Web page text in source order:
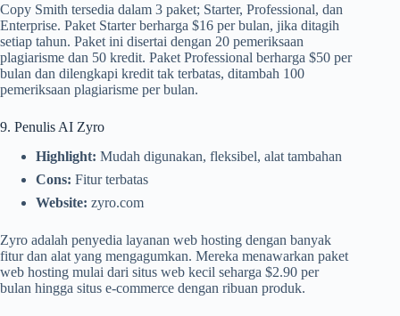
Copy Smith tersedia dalam 3 paket; Starter, Professional, dan
Enterprise. Paket Starter berharga $16 per bulan, jika ditagih
setiap tahun. Paket ini disertai dengan 20 pemeriksaan
plagiarisme dan 50 kredit. Paket Professional berharga $50 per
bulan dan dilengkapi kredit tak terbatas, ditambah 100
pemeriksaan plagiarisme per bulan.
9. Penulis AI Zyro
Highlight: Mudah digunakan, fleksibel, alat tambahan
Cons: Fitur terbatas
Website: zyro.com
Zyro adalah penyedia layanan web hosting dengan banyak
fitur dan alat yang mengagumkan. Mereka menawarkan paket
web hosting mulai dari situs web kecil seharga $2.90 per
bulan hingga situs e-commerce dengan ribuan produk.